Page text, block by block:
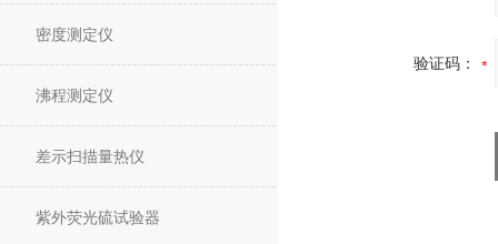
密度测定仪
沸程测定仪
差示扫描量热仪
紫外荧光硫试验器
验证码：